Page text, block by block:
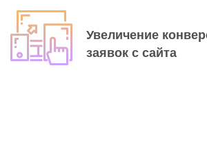
Увеличение
заявок с сайта